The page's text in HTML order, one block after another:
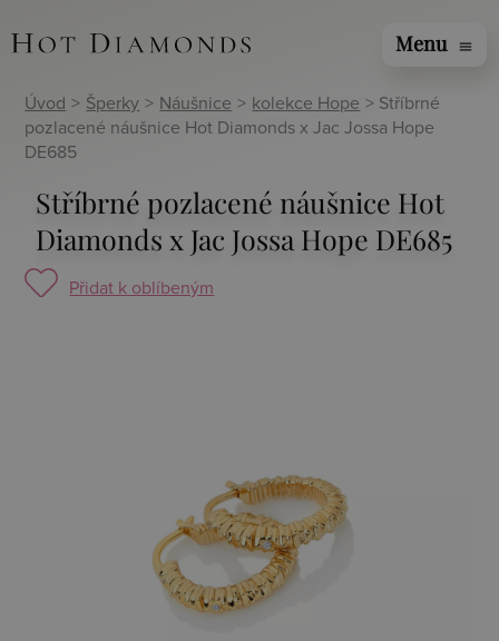
Menu menu
Úvod > Šperky > Náušnice > kolekce Hope > Stříbrné
pozlacené náušnice Hot Diamonds x Jac Jossa Hope
DE685
Stříbrné pozlacené náušnice Hot
Diamonds x Jac Jossa Hope DE685
Přidat k oblíbeným